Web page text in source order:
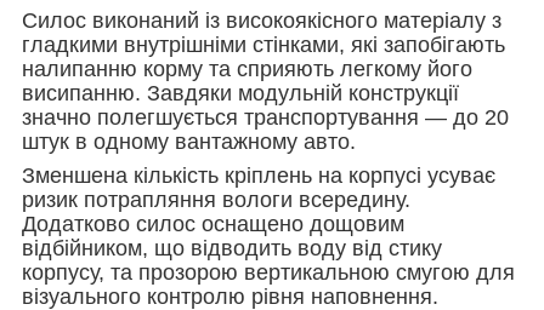
Силос виконаний із високоякісного матеріалу з
гладкими внутрішніми стінками, які запобігають
налипанню корму та сприяють легкому його
висипанню. Завдяки модульній конструкції
значно полегшується транспортування — до 20
штук в одному вантажному авто.
Зменшена кількість кріплень на корпусі усуває
ризик потрапляння вологи всередину.
Додатково силос оснащено дощовим
відбійником, що відводить воду від стику
корпусу, та прозорою вертикальною смугою для
візуального контролю рівня наповнення.